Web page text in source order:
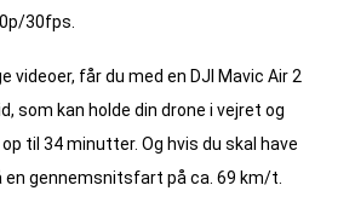
30fps.
videoer, får du med en DJI Mavic Air 2
som kan holde din drone i vejret og
til 34 minutter. Og hvis du skal have
en gennemsnitsfart på ca. 69 km/t.